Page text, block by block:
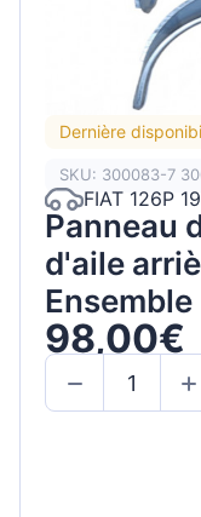
Dernière
SKU: 300083-7
FIAT 126P
Panneau
d'aile
Ensemble
98,00€